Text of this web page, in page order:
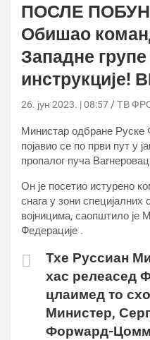
ПОСЛЕ
Обишао
Западне
инструкције!
26. јун 2023. | 08:57 ТВ
Министар одбране Руске
појавио се по први пут у
пропалог пуча
Он је посетио истурено
снага у зони специјалних
војницима, саопштило је
Федерације .
Тхе Руссиан
хас релеасед
цлаимед то
Министер,
Форwард-